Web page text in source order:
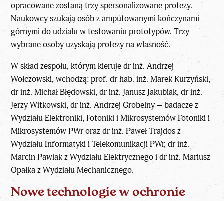
opracowane zostaną trzy spersonalizowane protezy.
Naukowcy szukają osób z amputowanymi kończynami
górnymi do udziału w testowaniu prototypów. Trzy
wybrane osoby uzyskają protezy na własność.
W skład zespołu, którym kieruje dr inż. Andrzej
Wołczowski, wchodzą: prof. dr hab. inż. Marek Kurzyński,
dr inż. Michał Błędowski, dr inż. Janusz Jakubiak, dr inż.
Jerzy Witkowski, dr inż. Andrzej Grobelny – badacze z
Wydziału Elektroniki, Fotoniki i Mikrosystemów Fotoniki i
Mikrosystemów PWr oraz dr inż. Paweł Trajdos z
Wydziału Informatyki i Telekomunikacji PWr, dr inż.
Marcin Pawlak z Wydziału Elektrycznego i dr inż. Mariusz
Opałka z Wydziału Mechanicznego.
Nowe technologie w ochronie